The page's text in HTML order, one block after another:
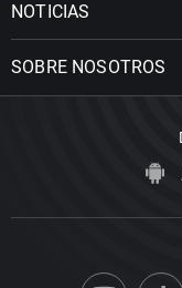
NOTICIAS
SOBRE NOSOTROS